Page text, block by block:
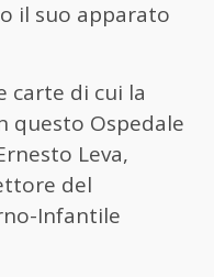
il suo apparato
carte di cui la
questo Ospedale
Leva,
del
Infantile